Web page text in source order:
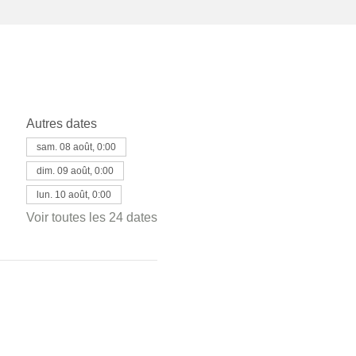
Autres dates
sam. 08 août, 0:00
dim. 09 août, 0:00
lun. 10 août, 0:00
Voir toutes les 24 dates